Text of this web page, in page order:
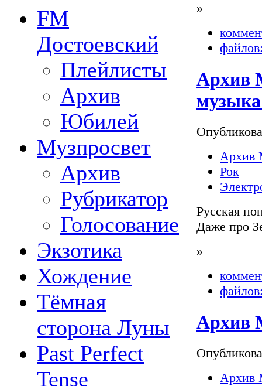
FM
Достоевский
Плейлисты
Архив
Юбилей
Музпросвет
Архив
Рубрикатор
Голосование
Экзотика
Хождение
Тёмная
сторона Луны
Past Perfect
Tense
»
Архив
Архив
Рок
Русская
Даже про
»
Архив
Архив